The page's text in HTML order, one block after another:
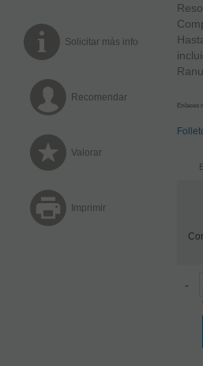
Solicitar más info
Recomendar
Valorar
Imprimir
Enlaces
-